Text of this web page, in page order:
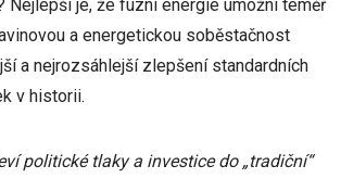
Nejlepší je, že fúzní energie umožní téměř
a energetickou soběstačnost
a nejrozsáhlejší zlepšení standardních
v historii.
politické tlaky a investice do „tradiční“